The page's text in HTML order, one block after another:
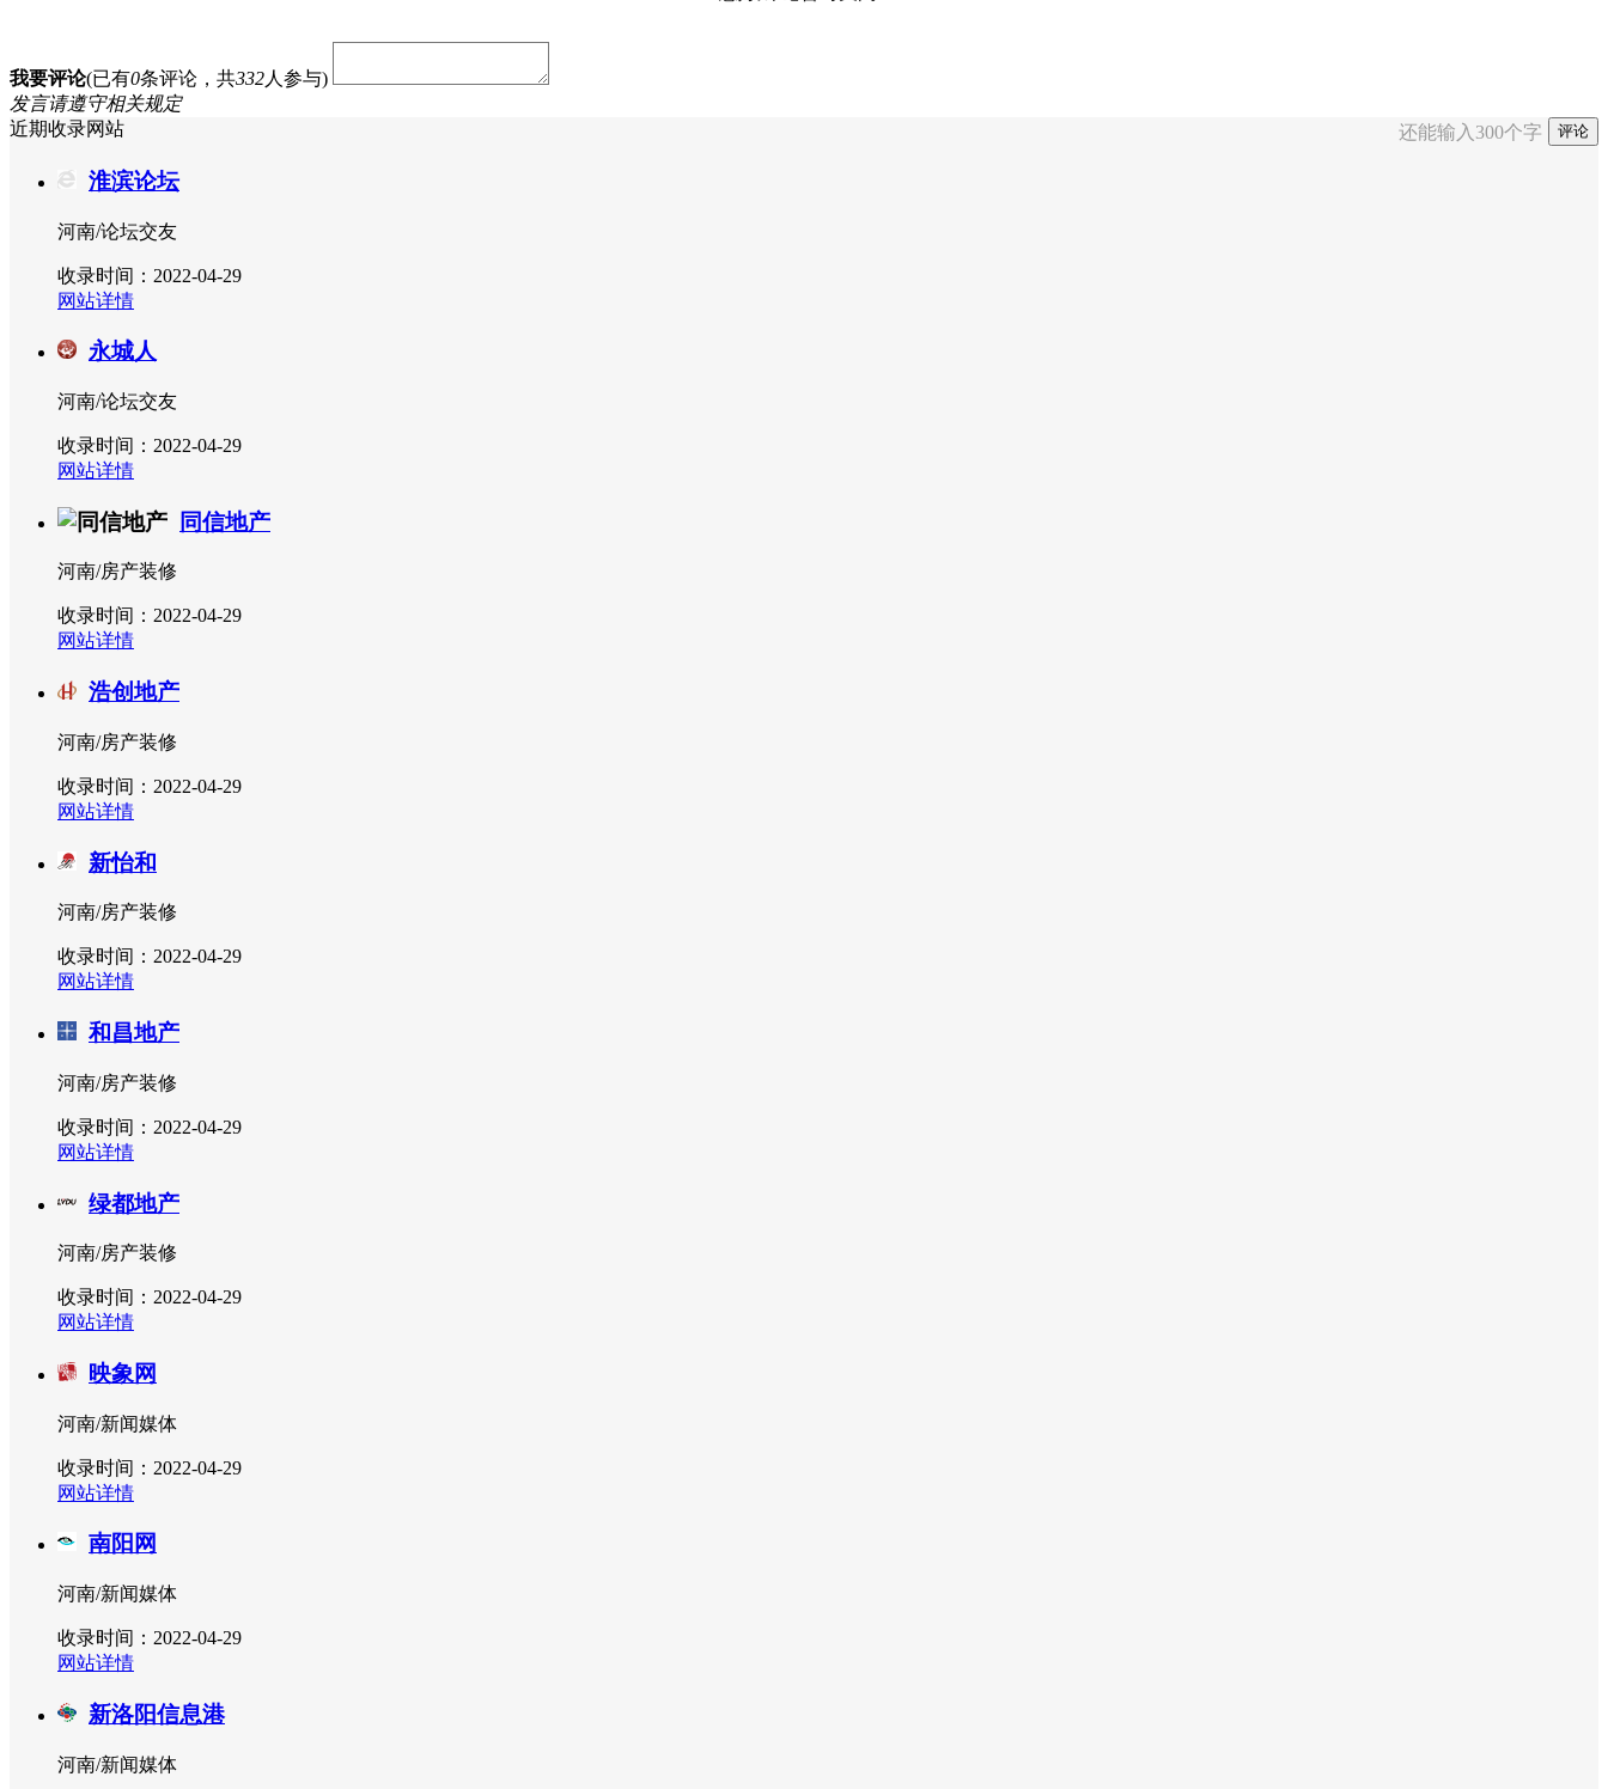
我要评论(已有0条评论，共332人参与)
发言请遵守相关规定
还能输入 300个字
近期收录网站
淮滨论坛
河南/论坛交友
收录时间：2022-04-29
网站详情
永城人
河南/论坛交友
收录时间：2022-04-29
网站详情
同信地产
河南/房产装修
收录时间：2022-04-29
网站详情
浩创地产
河南/房产装修
收录时间：2022-04-29
网站详情
新怡和
河南/房产装修
收录时间：2022-04-29
网站详情
和昌地产
河南/房产装修
收录时间：2022-04-29
网站详情
绿都地产
河南/房产装修
收录时间：2022-04-29
网站详情
映象网
河南/新闻媒体
收录时间：2022-04-29
网站详情
南阳网
河南/新闻媒体
收录时间：2022-04-29
网站详情
新洛阳信息港
河南/新闻媒体